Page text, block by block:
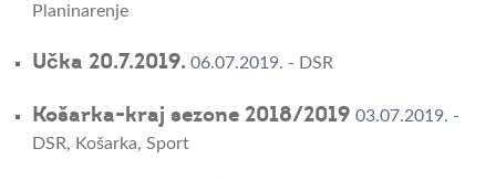
Planinarenje
Učka 20.7.2019. 06.07.2019. - DSR
Košarka-kraj sezone 2018/2019 03.07.2019. -
DSR, Košarka, Sport